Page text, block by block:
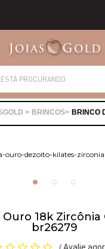
BRINCOS BRINCO
18k Zircônia
br26279